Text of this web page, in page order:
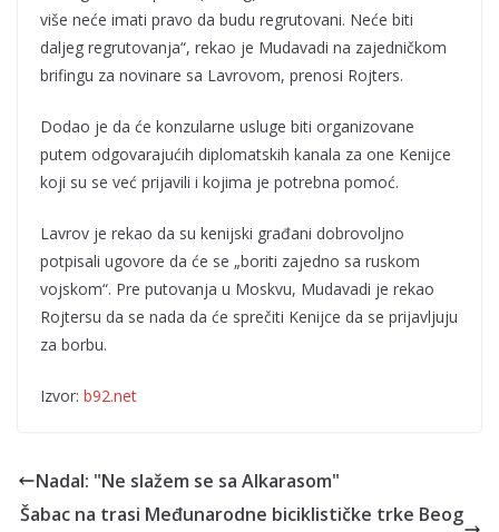
više neće imati pravo da budu regrutovani. Neće biti
daljeg regrutovanja“, rekao je Mudavadi na zajedničkom
brifingu za novinare sa Lavrovom, prenosi Rojters.
Dodao je da će konzularne usluge biti organizovane
putem odgovarajućih diplomatskih kanala za one Kenijce
koji su se već prijavili i kojima je potrebna pomoć.
Lavrov je rekao da su kenijski građani dobrovoljno
potpisali ugovore da će se „boriti zajedno sa ruskom
vojskom“. Pre putovanja u Moskvu, Mudavadi je rekao
Rojtersu da se nada da će sprečiti Kenijce da se prijavljuju
za borbu.
Izvor: b92.net
Nadal: "Ne slažem se sa Alkarasom"
Šabac na trasi Međunarodne biciklističke trke Beog